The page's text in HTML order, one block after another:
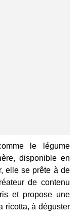
le légume
disponible en
elle se prête à de
de contenu
et propose une
ricotta, à déguster